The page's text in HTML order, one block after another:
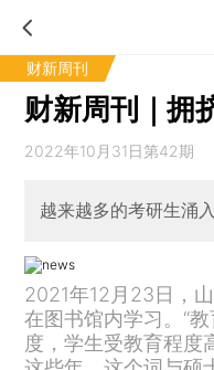
财新周刊
财新周刊｜拥
2022年10月31日第42期
越来越多的考研生涌
2021年12月23日，
在图书馆内学习。“
度，学生受教育程度